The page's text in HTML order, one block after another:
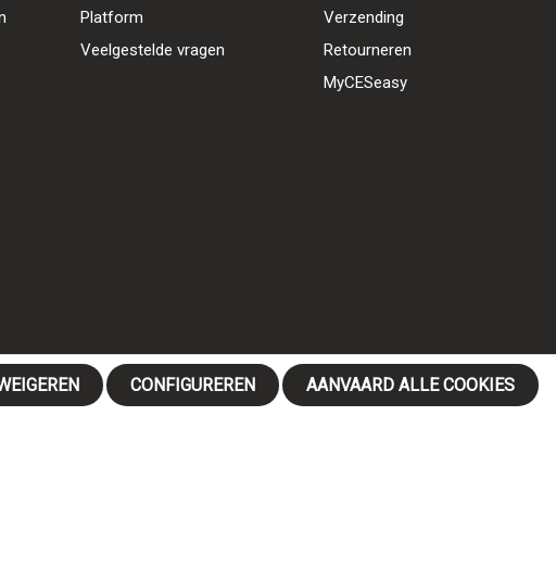
Platform
Veelgestelde vragen
Verzending
Retourneren
MyCESeasy
CONFIGUREREN AANVAARD ALLE COOKIES